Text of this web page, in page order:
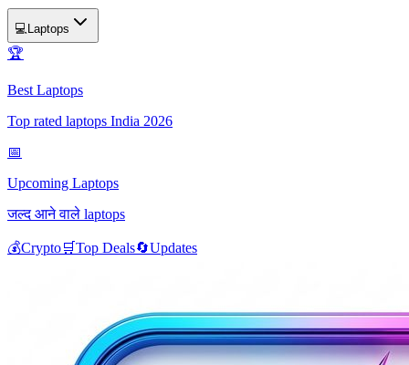
💻 Laptops
🏆
Best Laptops
Top rated laptops India 2026
📅
Upcoming Laptops
जल्द आने वाले laptops
💰Crypto🛒Top Deals🔄Updates